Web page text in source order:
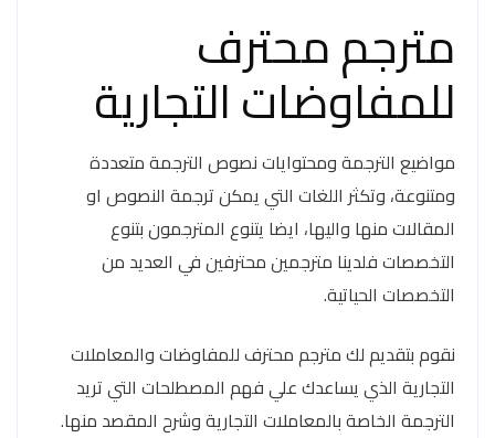
مترجم محترف
للمفاوضات التجارية
مواضيع الترجمة ومحتوايات نصوص الترجمة متعددة
ومتنوعة، وتكثر اللغات التي يمكن ترجمة النصوص او
المقالات منها واليها، ايضا يتنوع المترجمون بتنوع
التخصصات فلدينا مترجمين محترفين في العديد من
التخصصات الحياتية.
نقوم بتقديم لك مترجم محترف للمفاوضات والمعاملات
التجارية الذي يساعدك علي فهم المصطلحات التي تريد
الترجمة الخاصة بالمعاملات التجارية وشرح المقصد منها.